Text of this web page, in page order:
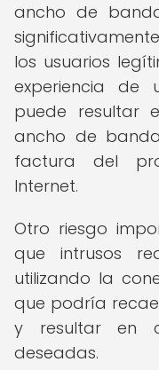
ancho de
los usuarios
experiencia de
puede resultar
ancho de
factura del
Internet.
Otro riesgo
que intrusos
utilizando la
que podría
y resultar en
deseadas.